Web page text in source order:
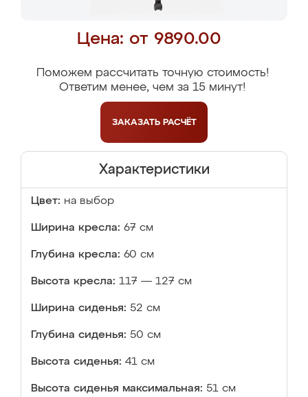
Цена: от 9890.00
Поможем рассчитать точную стоимость!
Ответим менее, чем за 15 минут!
ЗАКАЗАТЬ РАСЧЁТ
Характеристики
Цвет: на выбор
Ширина кресла: 67 см
Глубина кресла: 60 см
Высота кресла: 117 — 127 см
Ширина сиденья: 52 см
Глубина сиденья: 50 см
Высота сиденья: 41 см
Высота сиденья максимальная: 51 см